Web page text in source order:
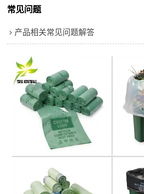
常见问题
产品相关常见问题解答